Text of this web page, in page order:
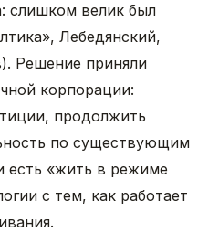
слишком велик был
Лебедянский,
Решение приняли
корпорации:
продолжить
по существующим
есть «жить в режиме
с тем, как работает